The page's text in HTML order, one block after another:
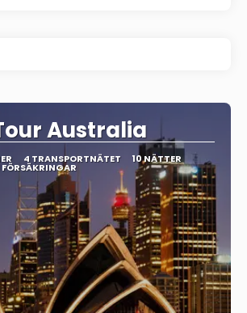
Australia
4 TRANSPORTNÄTET 10 NÄTTER
FÖRSÄKRINGAR